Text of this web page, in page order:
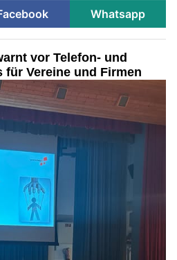
Whatsapp
vor Telefon- und
für Vereine und Firmen